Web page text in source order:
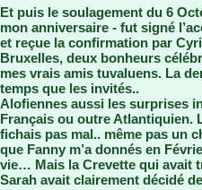
Et puis le soulagement du 6
mon anniversaire - fut signé
et reçue la confirmation par
Bruxelles, deux bonheurs
mes vrais amis tuvaluens. La
temps que les invités..
Alofiennes aussi les surprises
Français ou outre Atlantiquien.
fichais pas mal.. même pas un
que Fanny m’a donnés en
vie… Mais la Crevette qui avait
Sarah avait clairement décidé